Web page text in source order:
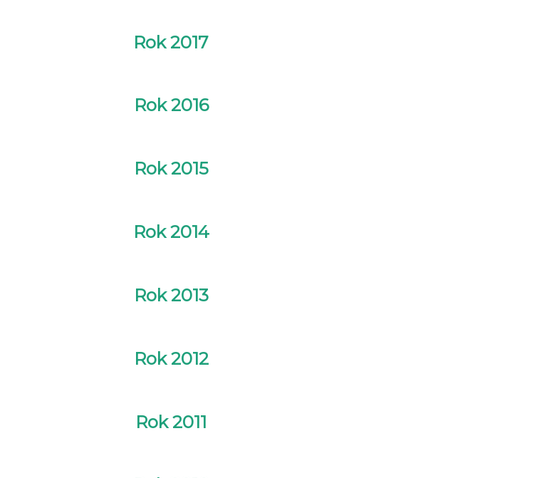
Rok 2017
Rok 2016
Rok 2015
Rok 2014
Rok 2013
Rok 2012
Rok 2011